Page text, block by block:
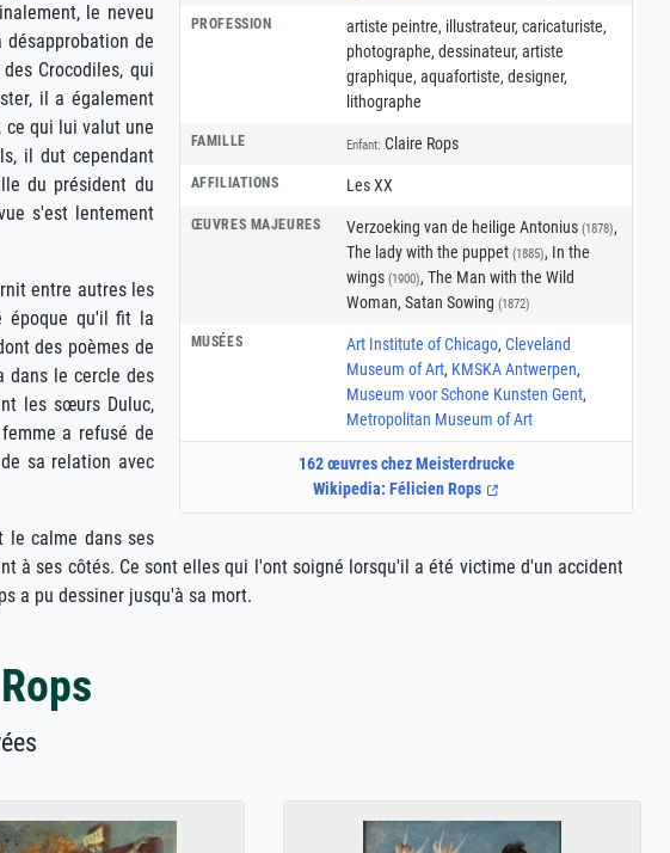
PROFESSION artiste peintre, illustrateur, caricaturiste,
photographe, dessinateur, artiste
graphique, aquafortiste, designer,
lithographe
FAMILLE Enfant: Claire Rops
AFFILIATIONS Les XX
ŒUVRES MAJEURES Verzoeking van de heilige Antonius (1878),
The lady with the puppet (1885), In the
wings (1900), The Man with the Wild
Woman, Satan Sowing (1872)
MUSÉES Art Institute of Chicago, Cleveland
Museum of Art, KMSKA Antwerpen,
Museum voor Schone Kunsten Gent,
Metropolitan Museum of Art
162 œuvres chez Meisterdrucke
Wikipedia: Félicien Rops
le neveu
de
Crocodiles, qui
il a également
ce qui lui valut une
il dut cependant
du président du
s'est lentement
entre autres les
époque qu'il fit la
des poèmes de
dans le cercle des
les sœurs Duluc,
a refusé de
sa relation avec
le calme dans ses
à ses côtés. Ce sont elles qui l'ont soigné lorsqu'il a été victime d'un accident
a pu dessiner jusqu'à sa mort.